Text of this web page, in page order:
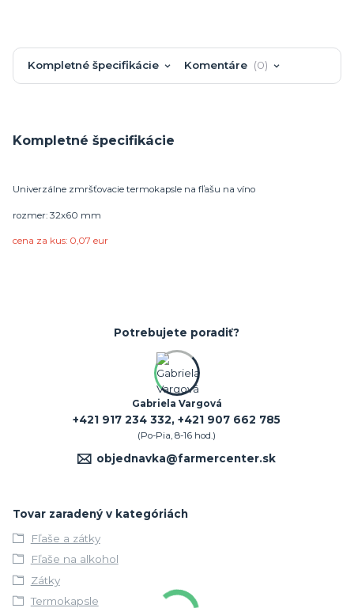
Kompletné špecifikácie Komentáre 0
Kompletné špecifikácie
Univerzálne zmršťovacie termokapsle na fľašu na víno
rozmer: 32x60 mm
cena za kus: 0,07 eur
Potrebujete poradiť?
Gabriela Vargová
+421 917 234 332, +421 907 662 785
(Po-Pia, 8-16 hod.)
objednavka@farmercenter.sk
Tovar zaradený v kategóriách
Fľaše a zátky
Fľaše na alkohol
Zátky
Termokapsle